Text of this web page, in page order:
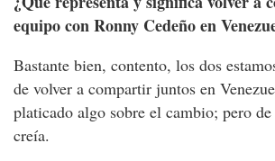
equipo con Ronny Cedeño en
Bastante bien, contento, los dos
de volver a compartir juntos en
platicado algo sobre el cambio; pero
creía.